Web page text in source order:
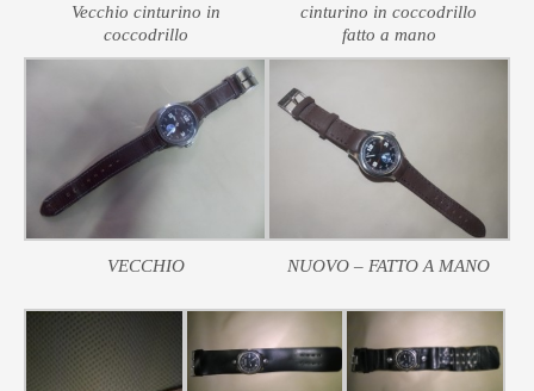
Vecchio cinturino in
coccodrillo
cinturino in coccodrillo
fatto a mano
VECCHIO NUOVO – FATTO A MANO